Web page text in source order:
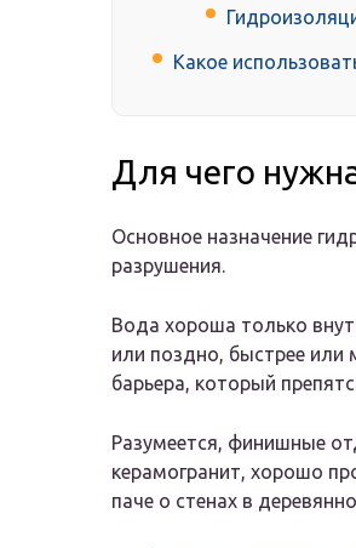
Какое
Для чего
Основное назначение
разрушения.
Вода хороша только
или поздно, быстрее или
барьера, который
Разумеется, финишные
керамогранит, хорошо
паче о стенах в